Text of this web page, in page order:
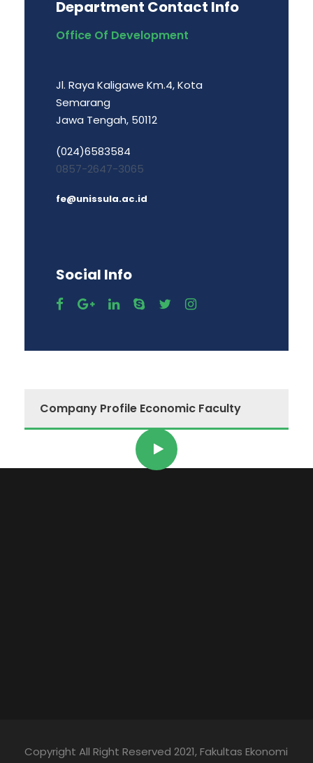
Department Contact Info
Office Of Development
Jl. Raya Kaligawe Km.4, Kota
Semarang
Jawa Tengah, 50112
(024)6583584
0857-2647-3065
fe@unissula.ac.id
Social Info
Company Profile Economic Faculty
Copyright All Right Reserved 2021, Fakultas Ekonomi